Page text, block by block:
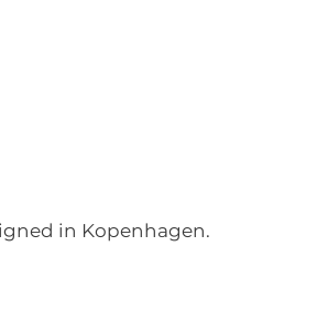
in Kopenhagen.